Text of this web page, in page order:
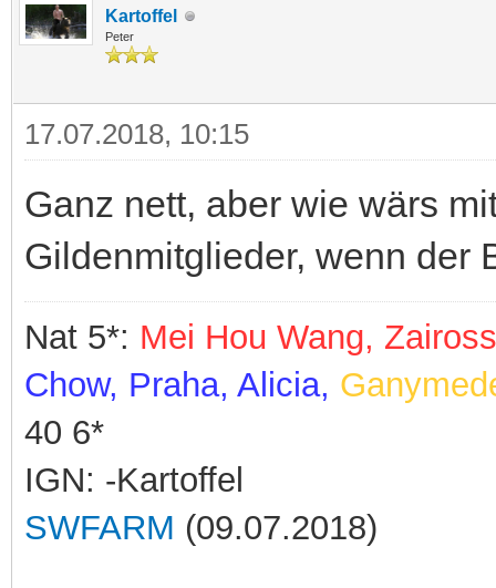
Kartoffel
Peter
17.07.2018, 10:15
Ganz nett, aber wie wärs
Gildenmitglieder, wenn der
Nat 5*: Mei Hou Wang,
Chow, Praha, Alicia,
40 6*
IGN: -Kartoffel
SWFARM (09.07.2018)